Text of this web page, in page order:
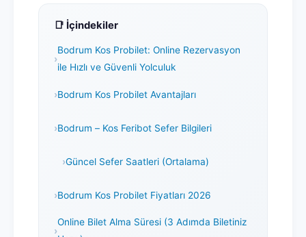
📑 İçindekiler
Bodrum Kos Probilet: Online Rezervasyon
ile Hızlı ve Güvenli Yolculuk
Bodrum Kos Probilet Avantajları
Bodrum – Kos Feribot Sefer Bilgileri
Güncel Sefer Saatleri (Ortalama)
Bodrum Kos Probilet Fiyatları 2026
Online Bilet Alma Süresi (3 Adımda Biletiniz